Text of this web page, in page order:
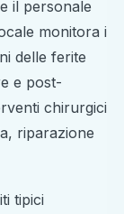
il personale
monitora i
delle ferite
e post-
chirurgici
riparazione
tipici